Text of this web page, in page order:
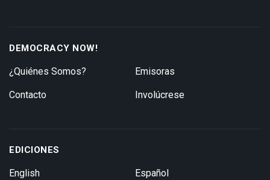
DEMOCRACY NOW!
¿Quiénes Somos?
Contacto
Emisoras
Involúcrese
EDICIONES
English Español